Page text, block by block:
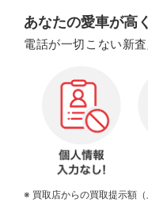
あなたの愛車が高
電話が一切こない新
※ 買取店からの買取提示額